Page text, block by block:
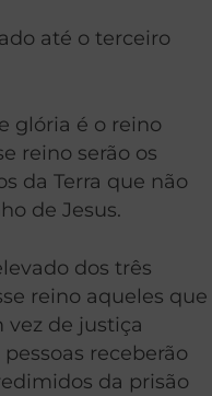
até o terceiro
glória é o reino
reino serão os
da Terra que não
de Jesus.
dos três
reino aqueles que
de justiça
receberão
da prisão